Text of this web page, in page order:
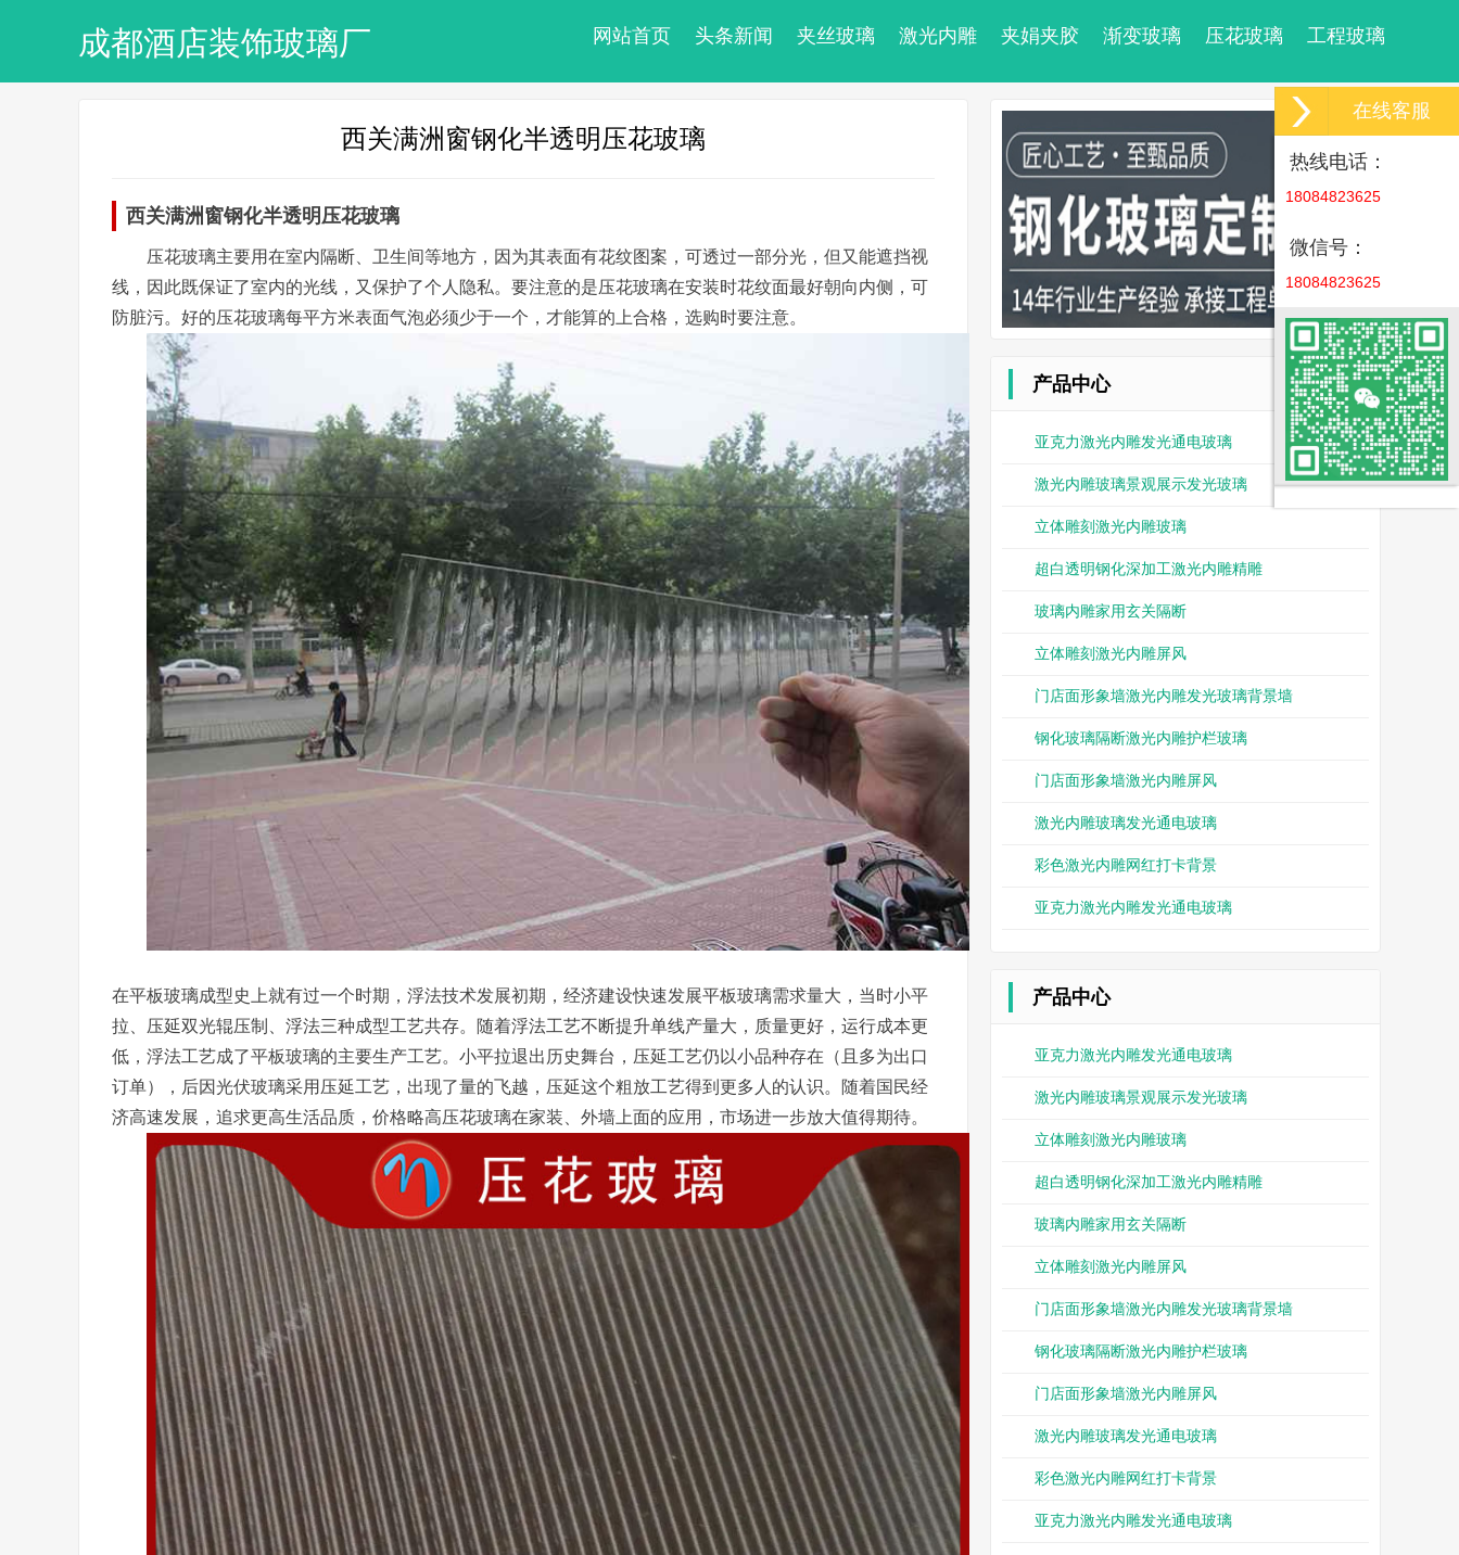
成都酒店装饰玻璃厂 网站首页 头条新闻 夹丝玻璃 激光内雕 夹娟夹胶 渐变玻璃 压花玻璃 工程玻璃
西关满洲窗钢化半透明压花玻璃
西关满洲窗钢化半透明压花玻璃
压花玻璃主要用在室内隔断、卫生间等地方，因为其表面有花纹图案，可透过一部分光，但又能遮挡视
线，因此既保证了室内的光线，又保护了个人隐私。要注意的是压花玻璃在安装时花纹面最好朝向内侧，可
防脏污。好的压花玻璃每平方米表面气泡必须少于一个，才能算的上合格，选购时要注意。
在平板玻璃成型史上就有过一个时期，浮法技术发展初期，经济建设快速发展平板玻璃需求量大，当时小平
拉、压延双光辊压制、浮法三种成型工艺共存。随着浮法工艺不断提升单线产量大，质量更好，运行成本更
低，浮法工艺成了平板玻璃的主要生产工艺。小平拉退出历史舞台，压延工艺仍以小品种存在（且多为出口
订单），后因光伏玻璃采用压延工艺，出现了量的飞越，压延这个粗放工艺得到更多人的认识。随着国民经
济高速发展，追求更高生活品质，价格略高压花玻璃在家装、外墙上面的应用，市场进一步放大值得期待。
产品中心
亚克力激光内雕发光通电玻璃
激光内雕玻璃景观展示发光玻璃
立体雕刻激光内雕玻璃
超白透明钢化深加工激光内雕精雕
玻璃内雕家用玄关隔断
立体雕刻激光内雕屏风
门店面形象墙激光内雕发光玻璃背景墙
钢化玻璃隔断激光内雕护栏玻璃
门店面形象墙激光内雕屏风
激光内雕玻璃发光通电玻璃
彩色激光内雕网红打卡背景
亚克力激光内雕发光通电玻璃
产品中心
亚克力激光内雕发光通电玻璃
激光内雕玻璃景观展示发光玻璃
立体雕刻激光内雕玻璃
超白透明钢化深加工激光内雕精雕
玻璃内雕家用玄关隔断
立体雕刻激光内雕屏风
门店面形象墙激光内雕发光玻璃背景墙
钢化玻璃隔断激光内雕护栏玻璃
门店面形象墙激光内雕屏风
激光内雕玻璃发光通电玻璃
彩色激光内雕网红打卡背景
亚克力激光内雕发光通电玻璃
在线客服
热线电话：
18084823625
微信号：
18084823625